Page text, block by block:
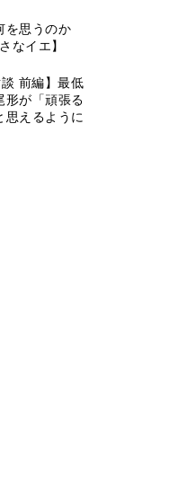
を思うのか
なイエ】
前編】最低
形が「頑張る
思えるように